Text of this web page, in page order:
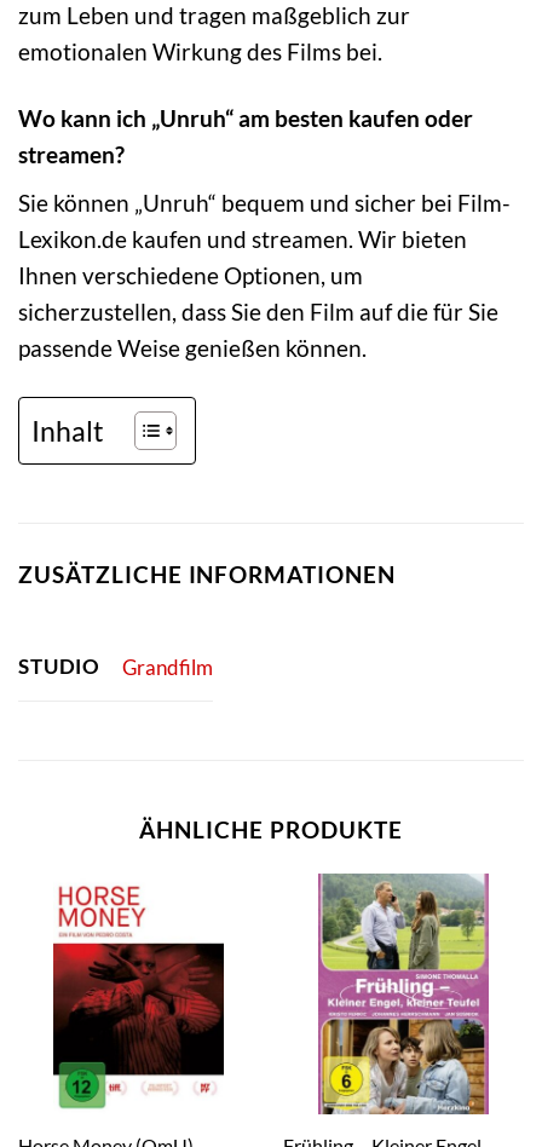
zum Leben und tragen maßgeblich zur
emotionalen Wirkung des Films bei.
Wo kann ich „Unruh“ am besten kaufen oder
streamen?
Sie können „Unruh“ bequem und sicher bei Film-
Lexikon.de kaufen und streamen. Wir bieten
Ihnen verschiedene Optionen, um
sicherzustellen, dass Sie den Film auf die für Sie
passende Weise genießen können.
Inhalt
ZUSÄTZLICHE INFORMATIONEN
STUDIO Grandfilm
ÄHNLICHE PRODUKTE